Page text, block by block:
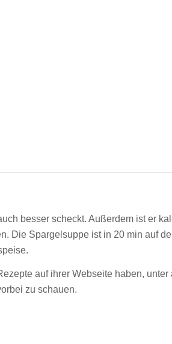
besser scheckt. Außerdem ist er
Die Spargelsuppe ist in 20 min auf
auf ihrer Webseite haben,
zu schauen.